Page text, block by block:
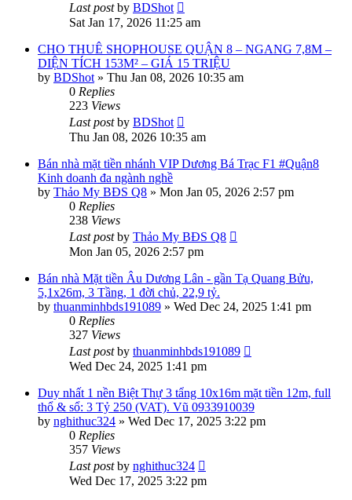
Last postby BDShot
Sat Jan 17, 2026 11:25 am
CHO THUÊ SHOPHOUSE QUẬN 8 – NGANG 7,8M –
DIỆN TÍCH 153M² – GIÁ 15 TRIỆU
by BDShot » Thu Jan 08, 2026 10:35 am
0 Replies
223 Views
Last postby BDShot
Thu Jan 08, 2026 10:35 am
Bán nhà mặt tiền nhánh VIP Dương Bá Trạc F1 #Quận8
Kinh doanh đa ngành nghề
by Thảo My BĐS Q8 » Mon Jan 05, 2026 2:57 pm
0 Replies
238 Views
Last postby Thảo My BĐS Q8
Mon Jan 05, 2026 2:57 pm
Bán nhà Mặt tiền Âu Dương Lân - gần Tạ Quang Bửu,
5,1x26m, 3 Tầng, 1 đời chủ, 22,9 tỷ.
by thuanminhbds191089 » Wed Dec 24, 2025 1:41 pm
0 Replies
327 Views
Last postby thuanminhbds191089
Wed Dec 24, 2025 1:41 pm
Duy nhất 1 nền Biệt Thự 3 tẩng 10x16m mặt tiền 12m, full
thổ & sổ: 3 Tỷ 250 (VAT). Vũ 0933910039
by nghithuc324 » Wed Dec 17, 2025 3:22 pm
0 Replies
357 Views
Last postby nghithuc324
Wed Dec 17, 2025 3:22 pm